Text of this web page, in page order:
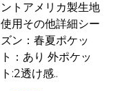
ントアメリカ製生地
使用その他詳細シー
ズン：春夏ポケッ
ト：あり 外ポケッ
ト:2透け感..